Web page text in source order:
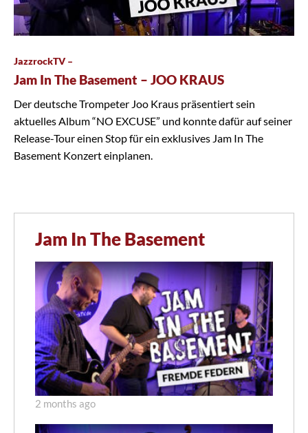
JazzrockTV –
Jam In The Basement – JOO KRAUS
Der deutsche Trompeter Joo Kraus präsentiert sein
aktuelles Album “NO EXCUSE” und konnte dafür auf seiner
Release-Tour einen Stop für ein exklusives Jam In The
Basement Konzert einplanen.
Jam In The Basement
2 months ago